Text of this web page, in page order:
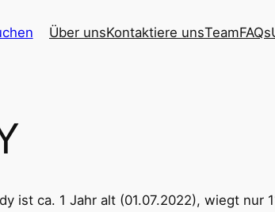
Über unsKontaktiere unsTeamFAQs
ist ca. 1 Jahr alt (01.07.2022), wiegt nur